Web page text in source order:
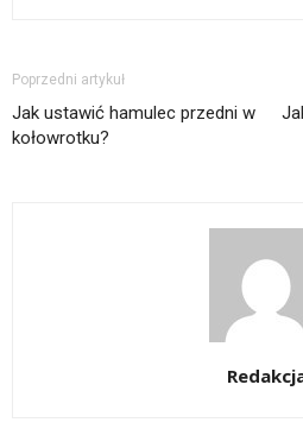
Poprzedni artykuł
Jak ustawić hamulec przedni w
kołowrotku?